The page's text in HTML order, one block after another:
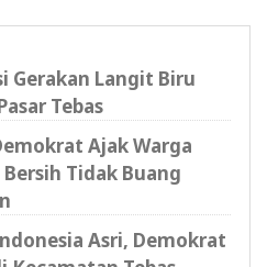
Gerakan Langit Biru
Tebas
Ajak Warga
Tidak Buang
Asri, Demokrat